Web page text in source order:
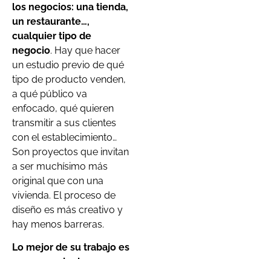
los negocios: una tienda,
un restaurante…,
cualquier tipo de
negocio. Hay que hacer
un estudio previo de qué
tipo de producto venden,
a qué público va
enfocado, qué quieren
transmitir a sus clientes
con el establecimiento…
Son proyectos que invitan
a ser muchísimo más
original que con una
vivienda. El proceso de
diseño es más creativo y
hay menos barreras.
Lo mejor de su trabajo es